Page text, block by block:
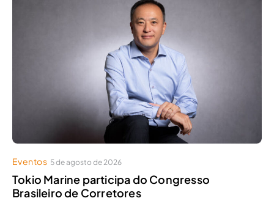
Eventos 5 de agosto de 2026
Tokio Marine participa do Congresso
Brasileiro de Corretores